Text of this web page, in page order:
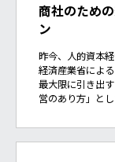
商社のため
ン
昨今、人的資本
経済産業省によ
最大限に引き出
営のあり方」と